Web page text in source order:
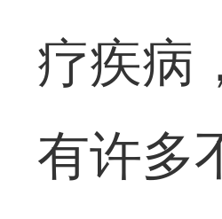
疗疾病
有许多